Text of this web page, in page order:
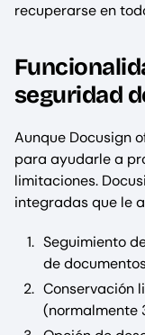
recuperarse en
seguridad
Aunque Docusign
para ayudarle a
limitaciones.
integradas que le
Seguimiento
de
Conservación
(normalmente